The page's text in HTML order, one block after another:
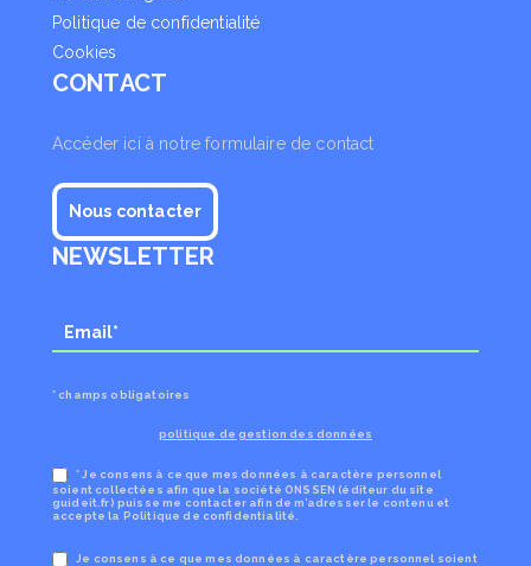
Politique de confidentialité
Cookies
CONTACT
Accéder ici à notre formulaire de contact
Nous contacter
NEWSLETTER
* champs obligatoires
politique de gestion des données
* Je consens à ce que mes données à caractère personnel
soient collectées afin que la société ONSSEN (éditeur du site
guideit.fr) puisse me contacter afin de m’adresser le contenu et
accepte la Politique de confidentialité.
Je consens à ce que mes données à caractère personnel soient